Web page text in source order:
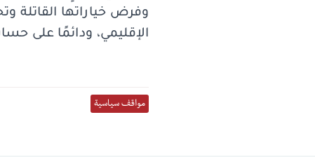
وفرض خياراتها القاتلة
الإقليمي، ودائمًا على
مواقف سياسية